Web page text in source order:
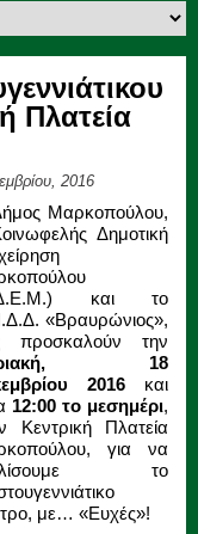
Πλατεία
2016
Μαρκοπούλου,
Δημοτική
και το
«Βραυρώνιος»,
προσκαλούν την
18
2016 και
12:00 το μεσημέρι,
Κεντρική Πλατεία
για να
το
με… «Ευχές»!